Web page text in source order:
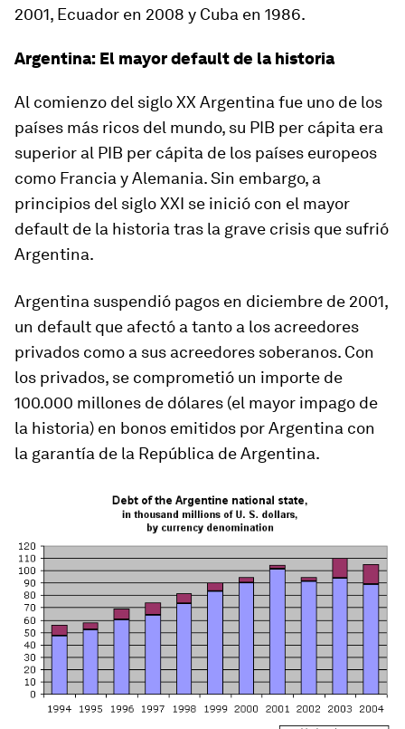
2001, Ecuador en 2008 y Cuba en 1986.
Argentina: El mayor default de la historia
Al comienzo del siglo XX Argentina fue uno de los
países más ricos del mundo, su PIB per cápita era
superior al PIB per cápita de los países europeos
como Francia y Alemania. Sin embargo, a
principios del siglo XXI se inició con el mayor
default de la historia tras la grave crisis que sufrió
Argentina.
Argentina suspendió pagos en diciembre de 2001,
un default que afectó a tanto a los acreedores
privados como a sus acreedores soberanos. Con
los privados, se comprometió un importe de
100.000 millones de dólares (el mayor impago de
la historia) en bonos emitidos por Argentina con
la garantía de la República de Argentina.